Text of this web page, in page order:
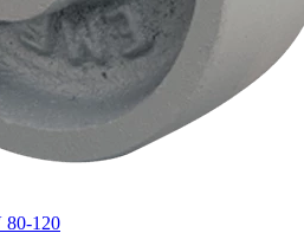
80-120